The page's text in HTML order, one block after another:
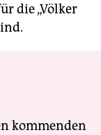
die „Völker
kommenden